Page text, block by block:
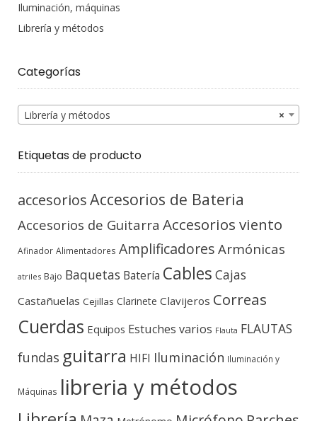
Iluminación, máquinas
Librería y métodos
Categorías
×
Librería y métodos
Etiquetas de producto
accesoriosAccesorios de Bateria
Accesorios de Guitarra Accesorios viento
Afinador Alimentadores Amplificadores Armónicas
atriles Bajo Baquetas Batería Cables Cajas
Castañuelas Cejillas Clarinete Clavijeros Correas
Cuerdas Equipos Estuches varios Flauta FLAUTAS
fundas guitarra HIFI Iluminación Iluminación y
Máquinas libreria y métodos